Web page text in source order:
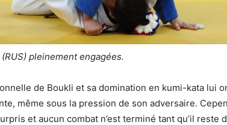
pleinement engagées.
de Boukli et sa domination en kumi-kata lui
même sous la pression de son adversaire.
et aucun combat n’est terminé tant qu’il reste